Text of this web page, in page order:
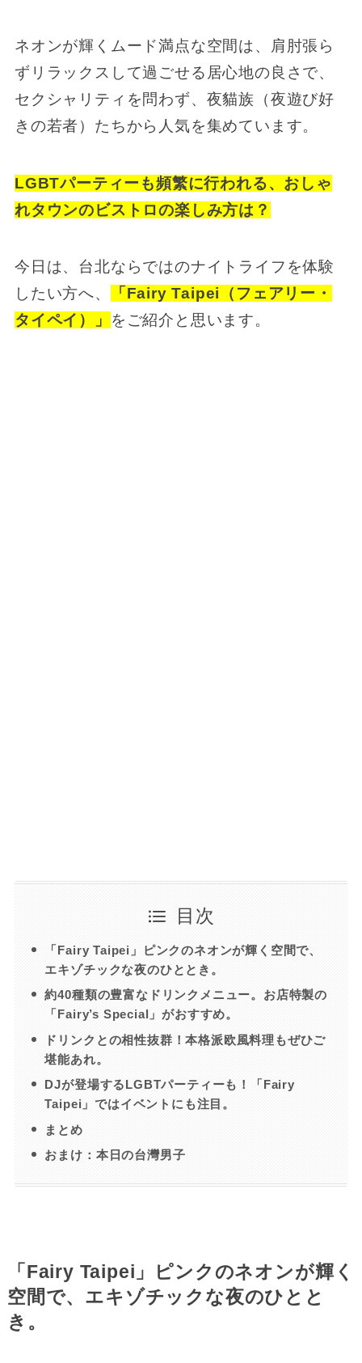
ネオンが輝くムード満点な空間は、肩肘張ら
ずリラックスして過ごせる居心地の良さで、
セクシャリティを問わず、夜貓族（夜遊び好
きの若者）たちから人気を集めています。
LGBTパーティーも頻繁に行われる、おしゃ
れタウンのビストロの楽しみ方は？
今日は、台北ならではのナイトライフを体験
したい方へ、
「Fairy Taipei（フェアリー・
タイペイ）」
をご紹介と思います。
目次
「Fairy Taipei」ピンクのネオンが輝く空間で、
エキゾチックな夜のひととき。
約40種類の豊富なドリンクメニュー。お店特製の
「Fairy’s Special」がおすすめ。
ドリンクとの相性抜群！本格派欧風料理もぜひご
堪能あれ。
DJが登場するLGBTパーティーも！「Fairy
Taipei」ではイベントにも注目。
まとめ
おまけ：本日の台灣男子
「Fairy Taipei」ピンクのネオンが輝く
空間で、エキゾチックな夜のひとと
き。